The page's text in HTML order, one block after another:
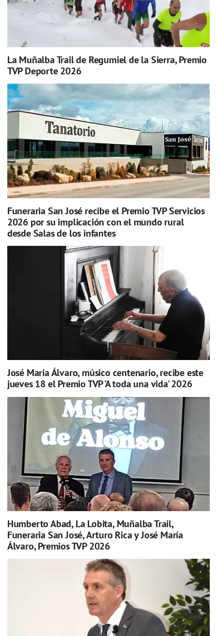
La Muñalba Trail de Regumiel de la Sierra, Premio
TVP Deporte 2026
Funeraria San José recibe el Premio TVP Servicios
2026 por su implicación con el mundo rural
desde Salas de los infantes
José María Álvaro, músico centenario, recibe este
jueves 18 el Premio TVP 'A toda una vida' 2026
Humberto Abad, La Lobita, Muñalba Trail,
Funeraria San José, Arturo Rica y José María
Álvaro, Premios TVP 2026